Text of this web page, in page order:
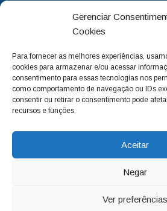
Gerenciar
Cookies
Para fornecer as melhores experiências,
cookies para armazenar e/ou acessar
consentimento para essas tecnologias nos
como comportamento de navegação ou IDs
consentir ou retirar o consentimento pode
recursos e funções.
Aceitar
Negar
Ver preferências
para a cidade e sempre cobrando
‘esquecidos’. Informar é a nossa
adm@jtv.com.br
(19) 99450-1424